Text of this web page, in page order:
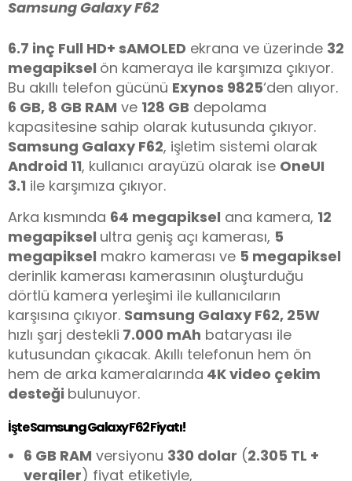
Samsung Galaxy F62
6.7 inç Full HD+ sAMOLED ekrana ve üzerinde 32
megapiksel ön kameraya ile karşımıza çıkıyor.
Bu akıllı telefon gücünü Exynos 9825‘den alıyor.
6 GB, 8 GB RAM ve 128 GB depolama
kapasitesine sahip olarak kutusunda çıkıyor.
Samsung Galaxy F62, işletim sistemi olarak
Android 11, kullanıcı arayüzü olarak ise OneUI
3.1 ile karşımıza çıkıyor.
Arka kısmında 64 megapiksel ana kamera, 12
megapiksel ultra geniş açı kamerası, 5
megapiksel makro kamerası ve 5 megapiksel
derinlik kamerası kamerasının oluşturduğu
dörtlü kamera yerleşimi ile kullanıcıların
karşısına çıkıyor. Samsung Galaxy F62, 25W
hızlı şarj destekli 7.000 mAh bataryası ile
kutusundan çıkacak. Akıllı telefonun hem ön
hem de arka kameralarında 4K video çekim
desteği bulunuyor.
İşte Samsung Galaxy F62 Fiyatı!
6 GB RAM versiyonu 330 dolar (2.305 TL +
vergiler) fiyat etiketiyle,